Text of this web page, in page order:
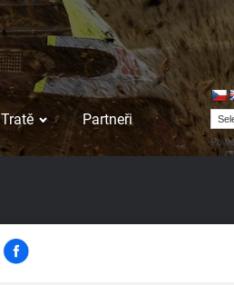
Tratě Partneři